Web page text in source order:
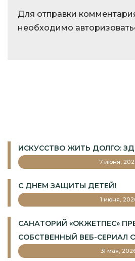
Для отправки
необходимо
ИСКУССТВО ЖИТЬ ДОЛГО:
7 июня,
С ДНЕМ ЗАЩИТЫ ДЕТЕЙ!
1 июня,
САНАТОРИЙ «ОКЖЕТПЕС»
СОБСТВЕННЫЙ ВЕБ-СЕРИАЛ
31 мая,